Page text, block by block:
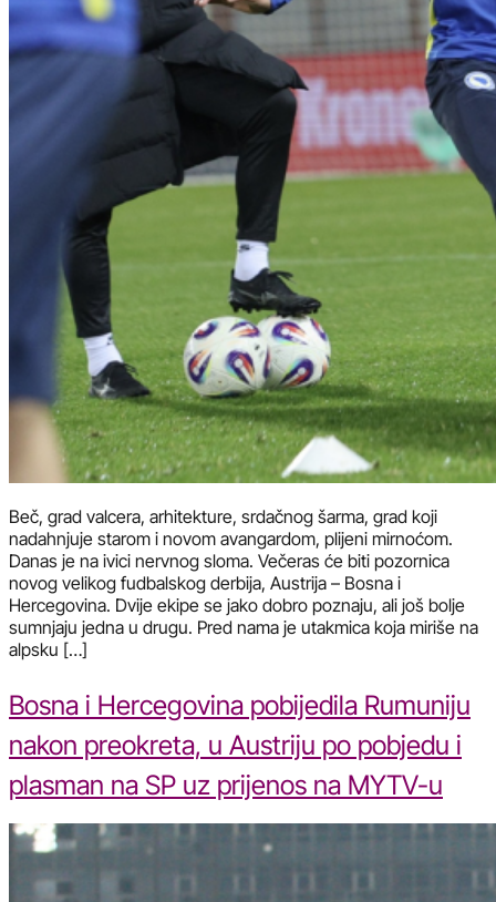
Beč, grad valcera, arhitekture, srdačnog šarma, grad koji
nadahnjuje starom i novom avangardom, plijeni mirnoćom.
Danas je na ivici nervnog sloma. Večeras će biti pozornica
novog velikog fudbalskog derbija, Austrija – Bosna i
Hercegovina. Dvije ekipe se jako dobro poznaju, ali još bolje
sumnjaju jedna u drugu. Pred nama je utakmica koja miriše na
alpsku […]
Bosna i Hercegovina pobijedila Rumuniju
nakon preokreta, u Austriju po pobjedu i
plasman na SP uz prijenos na MYTV-u